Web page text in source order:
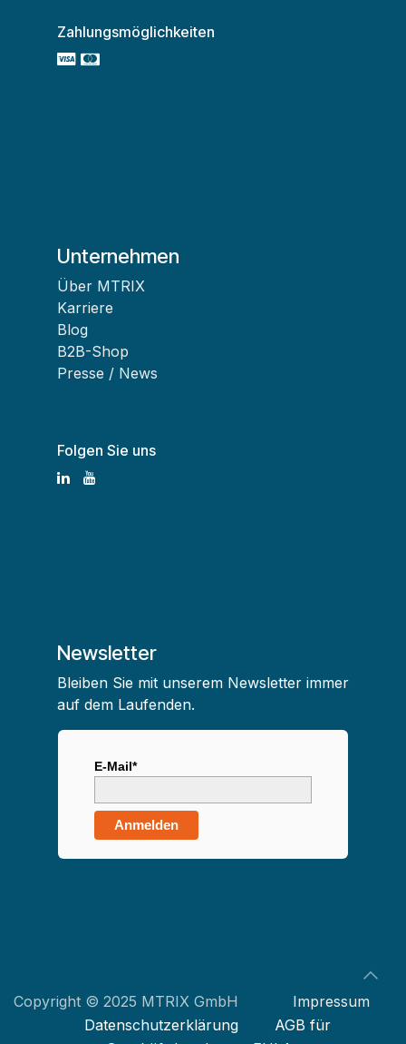
Zahlungsmöglichkeiten
Unternehmen
Über MTRIX
Karriere
Blog
B2B-Shop
Presse / News
Folgen Sie uns
Newsletter
Bleiben Sie mit unserem Newsletter immer
auf dem Laufenden.
E-Mail*
Anmelden
Copyright © 2025 MTRIX GmbH Impressum
Datenschutzerklärung
AGB für